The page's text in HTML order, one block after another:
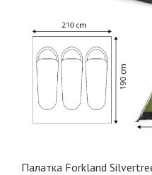
Палатка Forkland